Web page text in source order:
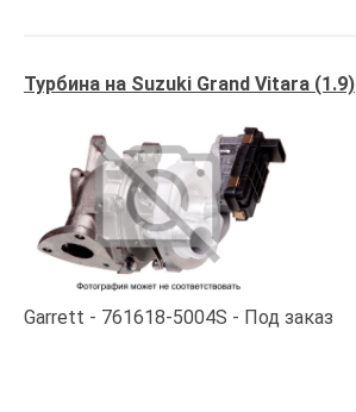
Турбина на Suzuki Grand Vitara (1.9)
Garrett 761618-5004S Под заказ